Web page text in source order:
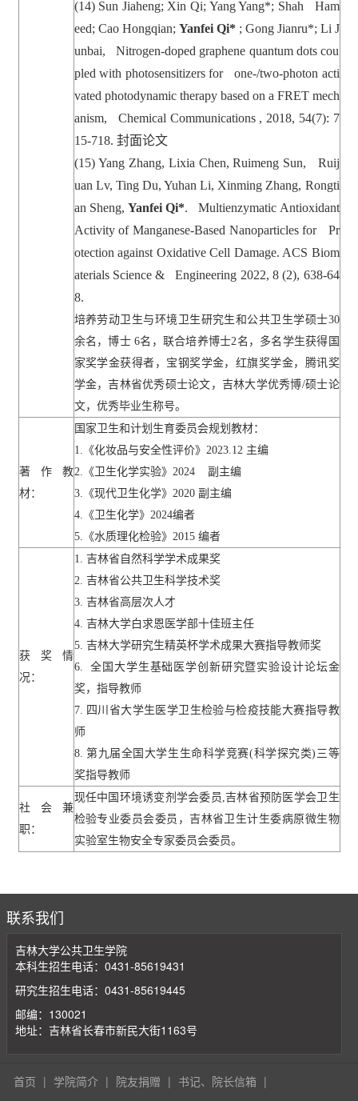
(14) Sun Jiaheng; Xin Qi; Yang Yang*; Shah Ham
eed; Cao Hongqian; Yanfei Qi* ; Gong Jianru*; Li J
unbai, Nitrogen-doped graphene quantum dots cou
pled with photosensitizers for one-/two-photon acti
vated photodynamic therapy based on a FRET mech
anism, Chemical Communications , 2018, 54(7): 7
15-718. 封面论文
(15) Yang Zhang, Lixia Chen, Ruimeng Sun, Ruij
uan Lv, Ting Du, Yuhan Li, Xinming Zhang, Rongti
an Sheng,Yanfei Qi*. Multienzymatic Antioxidant
Activity of Manganese-Based Nanoparticles for Pr
otection against Oxidative Cell Damage. ACS Biom
aterials Science & Engineering 2022, 8 (2), 638-64
8.
培养劳动卫生与环境卫生研究生和公共卫生学硕士30
余名，博士6名，联合培养博士2 名，多名学生获得国
家奖学金获得者，宝钢奖学金，红旗奖学金，腾讯奖
学金，吉林省优秀硕士论文，吉林大学优秀博/硕士论
文，优秀毕业生称号。
著作教
材：
国家卫生和计划生育委员会规划教材：
1.
《化妆品与安全性评价》 2023.12 主编
2.
《卫生化学实验》 2024 副主编
3.
《现代卫生化学》 2020 副主编
4.
《卫生化学》 2024编者
5.
《水质理化检验》 2015 编者
获奖情
况：
1. 吉林省自然科学学术成果奖
2. 吉林省公共卫生科学技术奖
3. 吉林省高层次人才
4. 吉林大学白求恩医学部十佳班主任
5. 吉林大学研究生精英杯学术成果大赛指导教师奖
6.全国大学生基础医学创新研究暨实验设计论坛金
奖，指导教师
7.
四川省大学生医学卫生检验与检疫技能大赛指导教
师
8.第九届全国大学生生命科学竞赛(科学探究类) 三等
奖指导教师
社会兼
职：
现任中国环境诱变剂学会委员 吉林省预防医学会卫生
检验专业委员会委员，吉林省卫生计生委病原微生物
实验室生物安全专家委员会委员。
联系我们
吉林大学公共卫生学院
本科生招生电话：0431-85619431
研究生招生电话：0431-85619445
邮编：130021
地址：吉林省长春市新民大街1163号
首页 | 学院简介 | 院友捐赠 | 书记、院长信箱 |